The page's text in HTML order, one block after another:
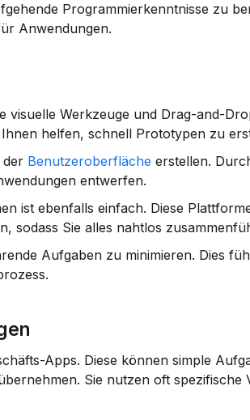
Programmierkenntnisse zu
Anwendungen.
visuelle Werkzeuge und Drag-and-
Ihnen helfen, schnell Prototypen zu
der Benutzeroberfläche erstellen.
entwerfen.
ist ebenfalls einfach. Diese
sodass Sie alles nahtlos
Aufgaben zu minimieren. Dies
Sie nutzen oft spezifische